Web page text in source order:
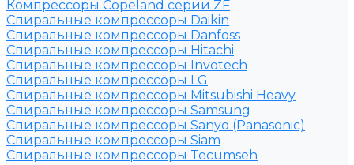
Компрессоры Copeland серии ZF
Спиральные компрессоры Daikin
Спиральные компрессоры Danfoss
Спиральные компрессоры Hitachi
Спиральные компрессоры Invotech
Спиральные компрессоры LG
Спиральные компрессоры Mitsubishi Heavy
Спиральные компрессоры Samsung
Спиральные компрессоры Sanyo (Panasonic)
Спиральные компрессоры Siam
Спиральные компрессоры Tecumseh